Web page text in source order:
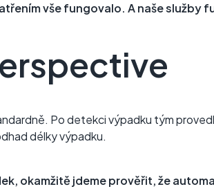
vše fungovalo. A naše služby
Po detekci výpadku tým
délky výpadku.
okamžitě jdeme prověřit, že